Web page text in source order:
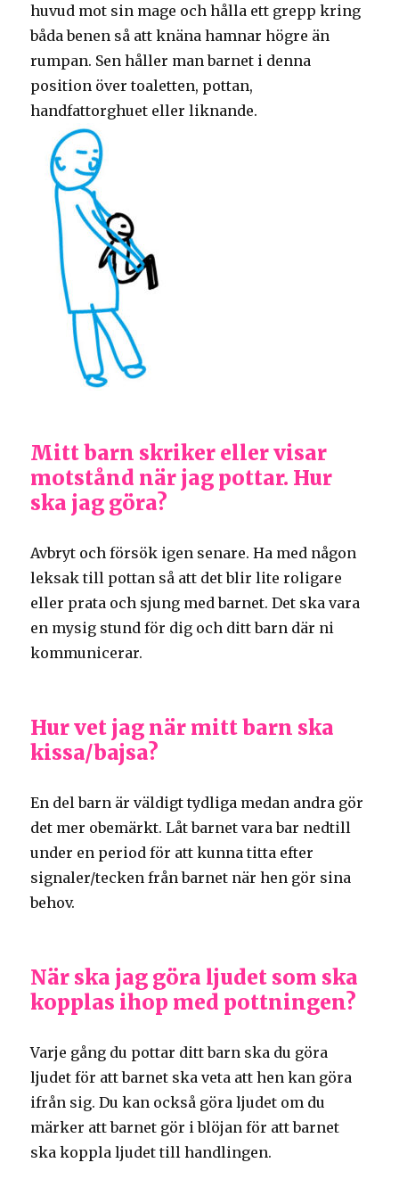
huvud mot sin mage och hålla ett grepp kring
båda benen så att knäna hamnar högre än
rumpan. Sen håller man barnet i denna
position över toaletten, pottan,
handfattorghuet eller liknande.
Mitt barn skriker eller visar
motstånd när jag pottar. Hur
ska jag göra?
Avbryt och försök igen senare. Ha med någon
leksak till pottan så att det blir lite roligare
eller prata och sjung med barnet. Det ska vara
en mysig stund för dig och ditt barn där ni
kommunicerar.
Hur vet jag när mitt barn ska
kissa/bajsa?
En del barn är väldigt tydliga medan andra gör
det mer obemärkt. Låt barnet vara bar nedtill
under en period för att kunna titta efter
signaler/tecken från barnet när hen gör sina
behov.
När ska jag göra ljudet som ska
kopplas ihop med pottningen?
Varje gång du pottar ditt barn ska du göra
ljudet för att barnet ska veta att hen kan göra
ifrån sig. Du kan också göra ljudet om du
märker att barnet gör i blöjan för att barnet
ska koppla ljudet till handlingen.